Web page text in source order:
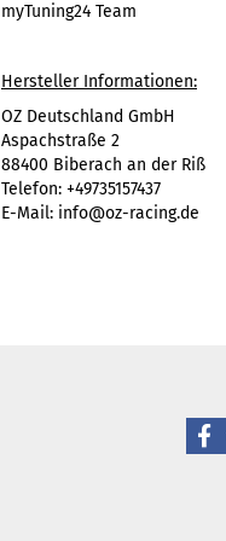
myTuning24 Team
Hersteller Informationen:
OZ Deutschland GmbH
Aspachstraße 2
88400 Biberach an der Riß
Telefon: +49735157437
E-Mail: info@oz-racing.de